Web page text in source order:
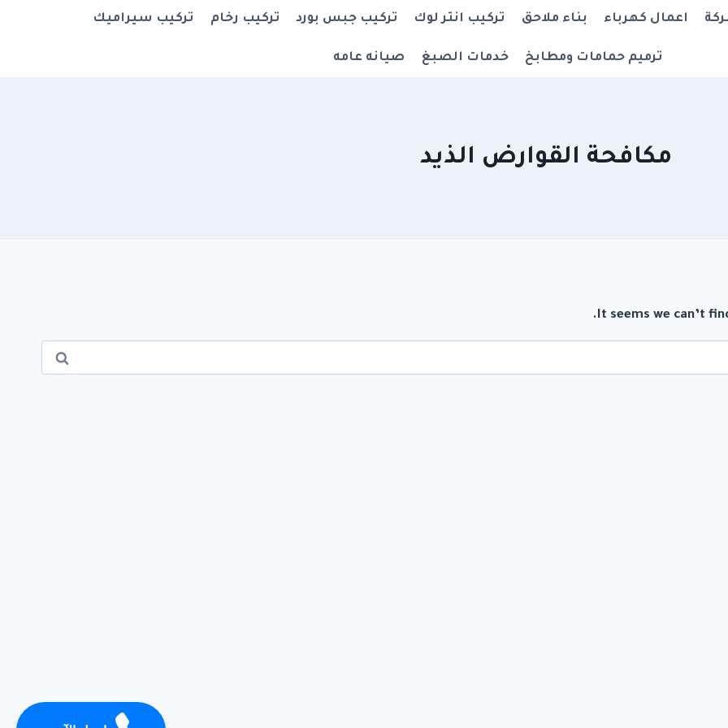
اعمال كهرباء بناء ملاحق تركيب انتر لوك تركيب جبس بورد تركيب رخام تركيب سيراميك
ترميم حمامات ومطابخ خدمات الصبغ صيانه عامه
مكافحة القوارض الذيد
It seems we can’t